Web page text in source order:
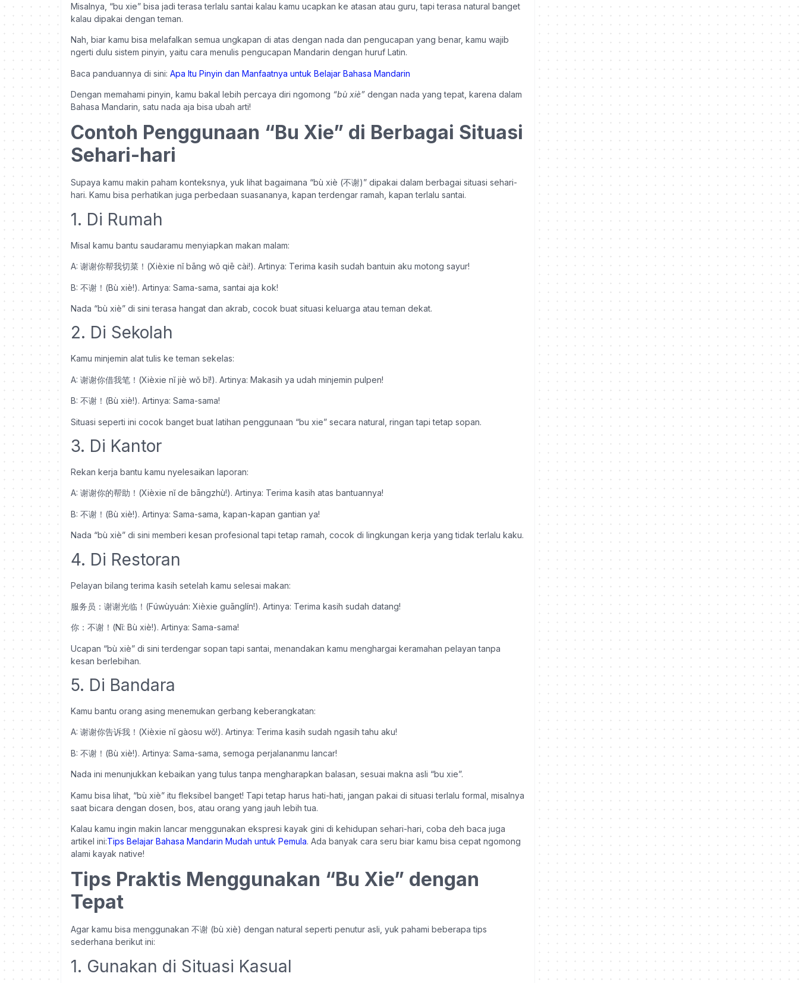
Misalnya, “bu xie” bisa jadi terasa terlalu santai kalau kamu ucapkan ke atasan atau guru, tapi terasa natural banget
kalau dipakai dengan teman.
Nah, biar kamu bisa melafalkan semua ungkapan di atas dengan nada dan pengucapan yang benar, kamu wajib
ngerti dulu sistem pinyin, yaitu cara menulis pengucapan Mandarin dengan huruf Latin.
Baca panduannya di sini: Apa Itu Pinyin dan Manfaatnya untuk Belajar Bahasa Mandarin
Dengan memahami pinyin, kamu bakal lebih percaya diri ngomong “bù xiè” dengan nada yang tepat, karena dalam
Bahasa Mandarin, satu nada aja bisa ubah arti!
Contoh Penggunaan “Bu Xie” di Berbagai Situasi
Sehari-hari
Supaya kamu makin paham konteksnya, yuk lihat bagaimana “bù xiè (不谢)” dipakai dalam berbagai situasi sehari-
hari. Kamu bisa perhatikan juga perbedaan suasananya, kapan terdengar ramah, kapan terlalu santai.
1. Di Rumah
Misal kamu bantu saudaramu menyiapkan makan malam:
A: 谢谢你帮我切菜！(Xièxie nǐ bāng wǒ qiē cài!). Artinya: Terima kasih sudah bantuin aku motong sayur!
B: 不谢！(Bù xiè!). Artinya: Sama-sama, santai aja kok!
Nada “bù xiè” di sini terasa hangat dan akrab, cocok buat situasi keluarga atau teman dekat.
2. Di Sekolah
Kamu minjemin alat tulis ke teman sekelas:
A: 谢谢你借我笔！(Xièxie nǐ jiè wǒ bǐ!). Artinya: Makasih ya udah minjemin pulpen!
B: 不谢！(Bù xiè!). Artinya: Sama-sama!
Situasi seperti ini cocok banget buat latihan penggunaan “bu xie” secara natural, ringan tapi tetap sopan.
3. Di Kantor
Rekan kerja bantu kamu nyelesaikan laporan:
A: 谢谢你的帮助！(Xièxie nǐ de bāngzhù!). Artinya: Terima kasih atas bantuannya!
B: 不谢！(Bù xiè!). Artinya: Sama-sama, kapan-kapan gantian ya!
Nada “bù xiè” di sini memberi kesan profesional tapi tetap ramah, cocok di lingkungan kerja yang tidak terlalu kaku.
4. Di Restoran
Pelayan bilang terima kasih setelah kamu selesai makan:
服务员：谢谢光临！(Fúwùyuán: Xièxie guānglín!). Artinya: Terima kasih sudah datang!
你：不谢！(Nǐ: Bù xiè!). Artinya: Sama-sama!
Ucapan “bù xiè” di sini terdengar sopan tapi santai, menandakan kamu menghargai keramahan pelayan tanpa
kesan berlebihan.
5. Di Bandara
Kamu bantu orang asing menemukan gerbang keberangkatan:
A: 谢谢你告诉我！(Xièxie nǐ gàosu wǒ!). Artinya: Terima kasih sudah ngasih tahu aku!
B: 不谢！(Bù xiè!). Artinya: Sama-sama, semoga perjalananmu lancar!
Nada ini menunjukkan kebaikan yang tulus tanpa mengharapkan balasan, sesuai makna asli “bu xie”.
Kamu bisa lihat, “bù xiè” itu fleksibel banget! Tapi tetap harus hati-hati, jangan pakai di situasi terlalu formal, misalnya
saat bicara dengan dosen, bos, atau orang yang jauh lebih tua.
Kalau kamu ingin makin lancar menggunakan ekspresi kayak gini di kehidupan sehari-hari, coba deh baca juga
artikel ini:Tips Belajar Bahasa Mandarin Mudah untuk Pemula. Ada banyak cara seru biar kamu bisa cepat ngomong
alami kayak native!
Tips Praktis Menggunakan “Bu Xie” dengan
Tepat
Agar kamu bisa menggunakan 不谢 (bù xiè) dengan natural seperti penutur asli, yuk pahami beberapa tips
sederhana berikut ini:
1. Gunakan di Situasi Kasual